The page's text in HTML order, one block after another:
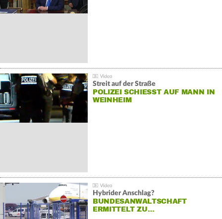
Streit auf der Straße
POLIZEI SCHIESST AUF MANN IN W
EINHEIM
Hybrider Anschlag?
BUNDESANWALTSCHAFT
ERMITTELT ZU…